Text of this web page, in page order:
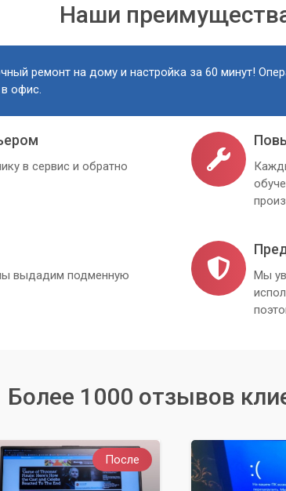
к специалистам?
методы, но микрофон на гарнитуре по-
В таких случаях лучше довериться
и ремонта.
готов предоставить квалифицированную
звуковой карты, проблемы с
предлагая качественные услуги по ремонту
Наши
ремонт на дому и настройка за 60 минут!
офис.
в сервис и обратно
выдадим подменную
Мы
Более 1000 отзывов
После